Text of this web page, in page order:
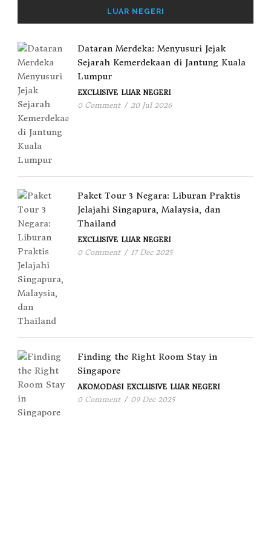
LUAR NEGERI
Dataran Merdeka: Menyusuri Jejak
Sejarah Kemerdekaan di Jantung Kuala
Lumpur
EXCLUSIVE LUAR NEGERI
0 Comment / 20 Jul 2026
Paket Tour 3 Negara: Liburan Praktis
Jelajahi Singapura, Malaysia, dan
Thailand
EXCLUSIVE LUAR NEGERI
0 Comment / 17 Dec 2025
Finding the Right Room Stay in
Singapore
AKOMODASI EXCLUSIVE LUAR NEGERI
0 Comment / 09 Dec 2025